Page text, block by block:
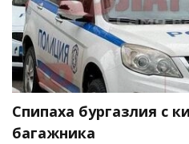
Спипаха бургазлия с
багажника